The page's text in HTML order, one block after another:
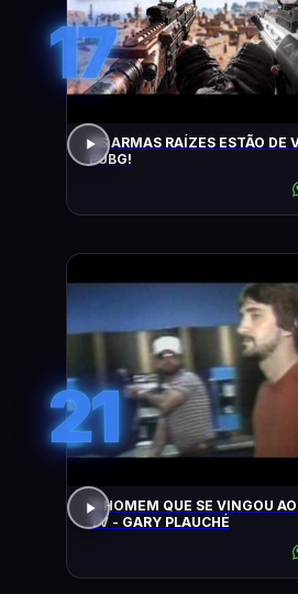
17
AS ARMAS RAÍZES ESTÃO DE
PUBG!
21
O HOMEM QUE SE VINGOU
TV - GARY PLAUCHÉ